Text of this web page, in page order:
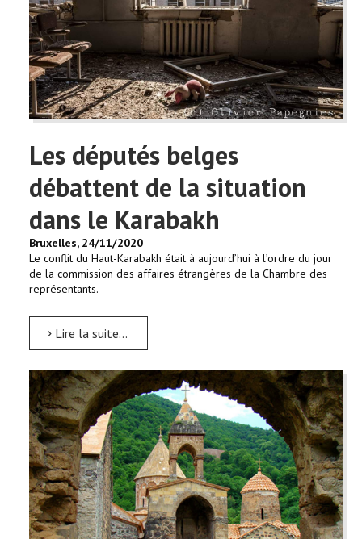
Les députés belges
débattent de la situation
dans le Karabakh
Bruxelles, 24/11/2020
Le conflit du Haut-Karabakh était à aujourd’hui à l’ordre du jour
de la commission des affaires étrangères de la Chambre des
représentants.
Lire la suite...